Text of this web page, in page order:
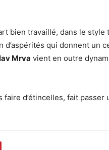
bien travaillé, dans le style
qui donnent un
Mrva vient en outre
d’étincelles, fait passer